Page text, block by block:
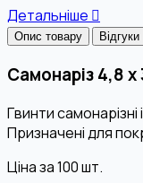
Детальніше
Опис товару Відгуки
Самонаріз 4,8 х
Гвинти самонарізні
Призначені для
Ціна за 100 шт.